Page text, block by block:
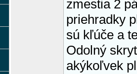
zmestia 2
priehradky
sú kľúče a
Odolný
akýkoľvek